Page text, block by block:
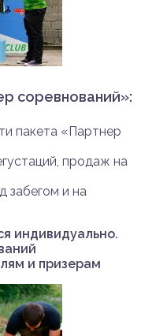
соревнований»:
пакета «Партнер
продаж на
забегом и на
индивидуально.
и призерам